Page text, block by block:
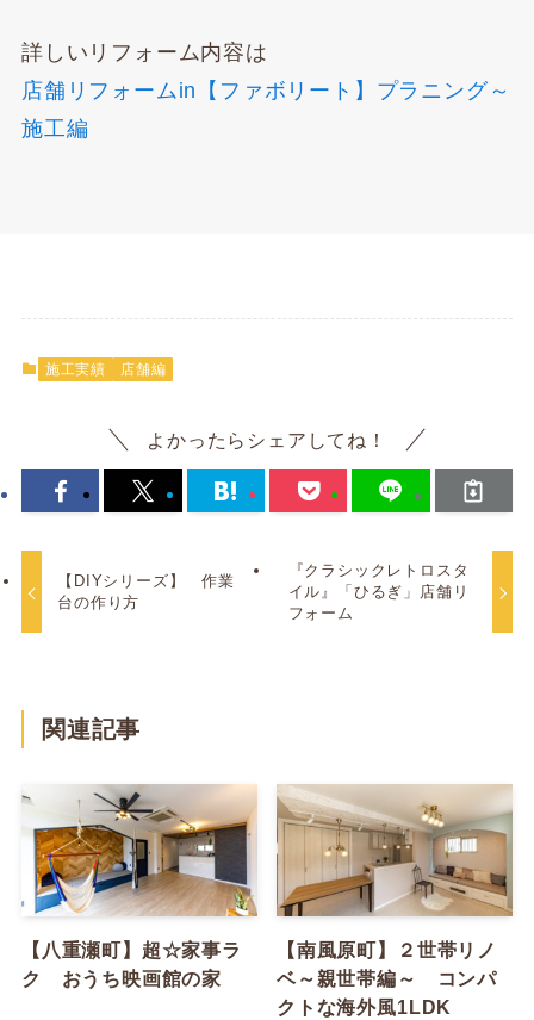
詳しいリフォーム内容は
店舗リフォームin【ファボリート】プラニング～
施工編
施工実績 店舗編
よかったらシェアしてね！
【DIYシリーズ】 作業
台の作り方
『クラシックレトロスタ
イル』「ひるぎ」店舗リ
フォーム
関連記事
【八重瀬町】超☆家事ラ
ク おうち映画館の家
【南風原町】２世帯リノ
ベ～親世帯編～ コンパ
クトな海外風1LDK